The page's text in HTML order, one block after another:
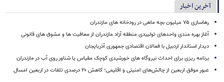
آخرین اخبار
رهاسازی ۷۵ میلیون بچه ماهی در رودخانه های مازندران
آغاز بهره مندی واحدهای تولییدی منطقه آزاد مازندران از معافیت ها و مشوق های قانونی
دیدار استاندار اردبیل با فعالان اقتصادی جمهوری آذربایجان
برنامه ریزی برای احداث نیروگاه های خورشیدی کوچک مقیاس یا شناور روی آب در مازندران
عبور موفق اربعین از چالش‌های امنیتی و اقلیمی؛ کاهش ۲۰ درصدی تلفات در اربعین امسال